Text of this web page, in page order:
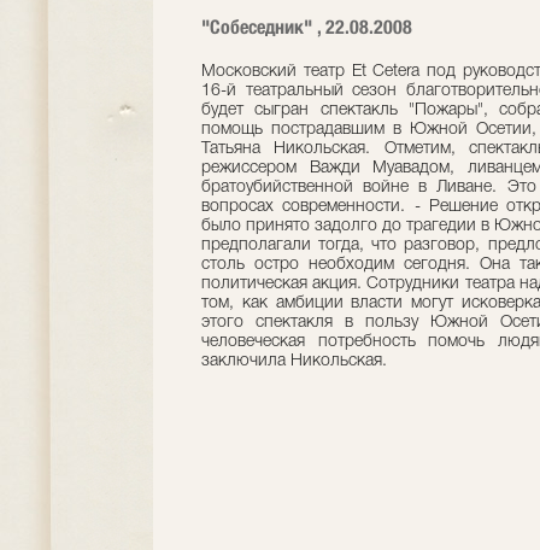
"Собеседник" , 22.08.2008
Московский театр Et Cetera под
16-й театральный сезон
будет сыгран спектакль "Пожары",
помощь пострадавшим в Южной Осетии,
Татьяна Никольская. Отметим,
режиссером Важди Муавадом,
братоубийственной войне в Ливане.
вопросах современности. - Решение
было принято задолго до трагедии в
предполагали тогда, что разговор,
столь остро необходим сегодня. Она
политическая акция. Сотрудники театра
том, как амбиции власти могут
этого спектакля в пользу Южной
человеческая потребность помочь
заключила Никольская.